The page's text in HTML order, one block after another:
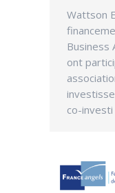
Wattson
Business
ont
co-